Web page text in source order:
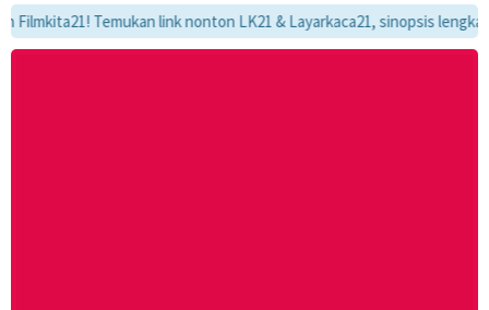
Temukan link nonton LK21 & Layarkaca21, sinopsis lengkap,